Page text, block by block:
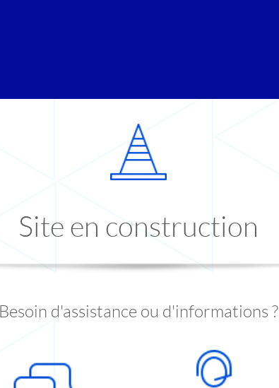
Site en construction
Besoin d'assistance ou d'informations ?